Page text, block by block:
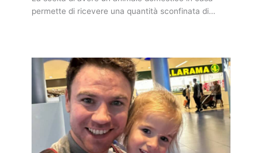
permette di ricevere una quantità sconfinata di…